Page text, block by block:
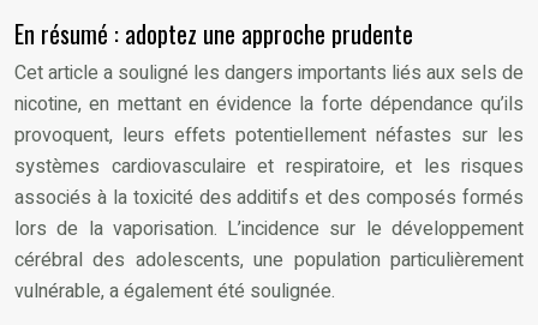
En résumé : adoptez une approche prudente
Cet article a souligné les dangers importants liés aux sels de
nicotine, en mettant en évidence la forte dépendance qu’ils
provoquent, leurs effets potentiellement néfastes sur les
systèmes cardiovasculaire et respiratoire, et les risques
associés à la toxicité des additifs et des composés formés
lors de la vaporisation. L’incidence sur le développement
cérébral des adolescents, une population particulièrement
vulnérable, a également été soulignée.